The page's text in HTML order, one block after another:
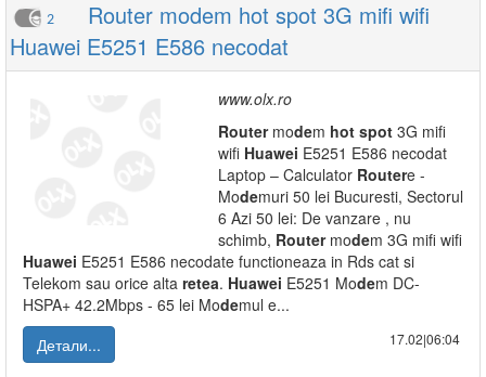
2
Router modem hot spot 3G mifi wifi
Huawei E5251 E586 necodat
www.olx.ro
Routermodem hot spot 3G mifi
wifi Huawei E5251 E586 necodat
Laptop – Calculator Routere -
Modemuri 50 lei Bucuresti, Sectorul
6 Azi 50 lei: De vanzare , nu
schimb, Routermodem 3G mifi wifi
Huawei E5251 E586 necodate functioneaza in Rds cat si
Telekom sau orice alta retea. Huawei E5251 Modem DC-
HSPA+ 42.2Mbps - 65 lei Modemul e...
Детали...
17.02|06:04